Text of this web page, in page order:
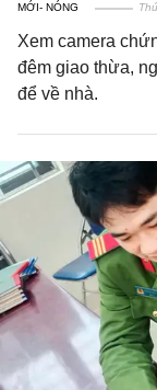
MỚI- NÓNG
Xem camera
đêm giao thừa,
để về nhà.